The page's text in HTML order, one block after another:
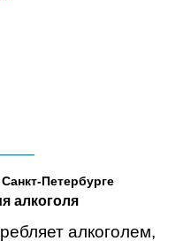
Петербурге
алкоголя
алкоголем,